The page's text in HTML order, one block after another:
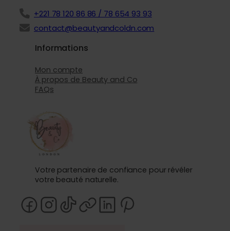
+221 78 120 86 86 / 78 654 93 93
contact@beautyandcoldn.com
Informations
Mon compte
À propos de Beauty and Co
FAQs
Votre partenaire de confiance pour révéler
votre beauté naturelle.